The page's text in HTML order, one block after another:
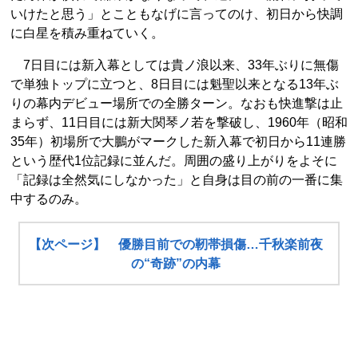
いけたと思う」とこともなげに言ってのけ、初日から快調
に白星を積み重ねていく。
7日目には新入幕としては貴ノ浪以来、33年ぶりに無傷
で単独トップに立つと、8日目には魁聖以来となる13年ぶ
りの幕内デビュー場所での全勝ターン。なおも快進撃は止
まらず、11日目には新大関琴ノ若を撃破し、1960年（昭和
35年）初場所で大鵬がマークした新入幕で初日から11連勝
という歴代1位記録に並んだ。周囲の盛り上がりをよそに
「記録は全然気にしなかった」と自身は目の前の一番に集
中するのみ。
【次ページ】 優勝目前での靭帯損傷…千秋楽前夜
の“奇跡”の内幕